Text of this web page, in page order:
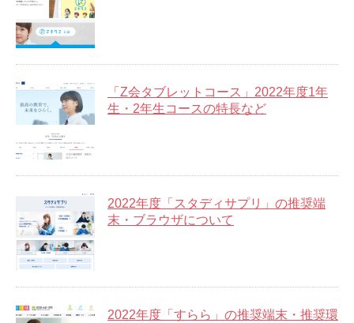
「Z会タブレットコース」2022年度1年
生・2年生コースの特長など
2022年度「スタディサプリ」の推奨端
末・ブラウザについて
2022年度「すらら」の推奨端末・推奨環